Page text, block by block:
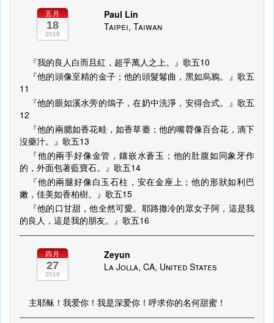
五月
18
2019
Paul Lin
Taipei, Taiwan
『我的良人白而且紅，超乎萬人之上。』歌五10
『他的頭像至精的金子；他的頭髮鬈曲，黑如烏鴉。』歌五
11
『他的眼如溪水旁的鴿子，在奶中洗淨，安得合式。』歌五
12
『他的兩腮如香花畦，如香草臺；他的嘴脣像百合花，滴下
沒藥汁。』歌五13
『他的兩手好像金管，鑲嵌水蒼玉；他的肚腹如同象牙作
的，外面包著藍寶石。』歌五14
『他的兩腿好像白玉石柱，安在金座上；他的形狀如利巴
嫩，佳美如香柏樹。』歌五15
『他的口甘甜，他全然可愛。耶路撒冷的眾女子阿，這是我
的良人，這是我的朋友。』歌五16
四月
27
2019
Zeyun
La Jolla, CA, United States
主耶稣！我爱你！我是深爱你！呼求你的名何甜蜜！